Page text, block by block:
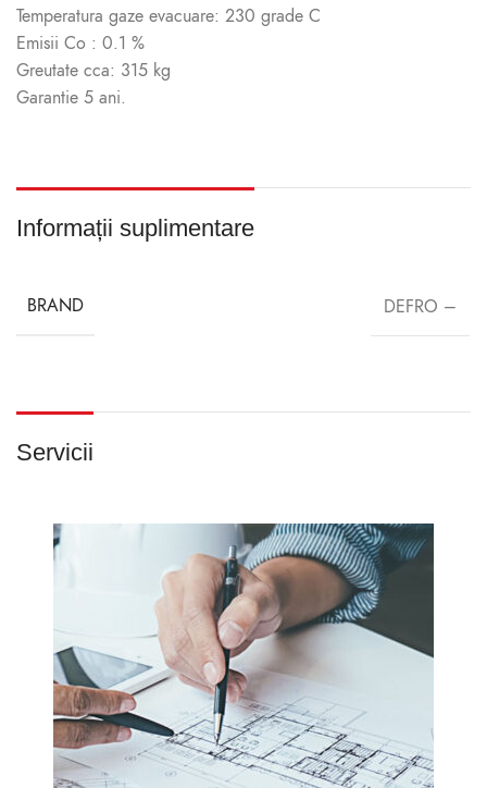
Temperatura gaze evacuare: 230 grade C
Emisii Co : 0.1 %
Greutate cca: 315 kg
Garantie 5 ani.
Informații suplimentare
BRAND DEFRO –
Servicii